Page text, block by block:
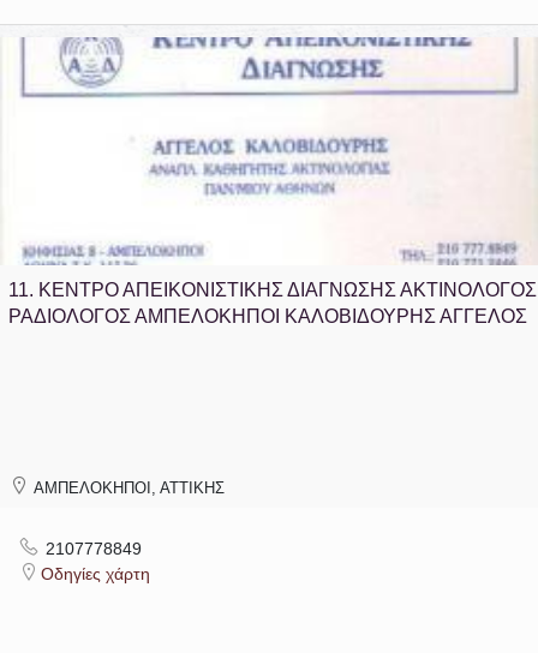
11. ΚΕΝΤΡΟ ΑΠΕΙΚΟΝΙΣΤΙΚΗΣ ΔΙΑΓΝΩΣΗΣ ΑΚΤΙΝΟΛΟΓΟΣ
ΡΑΔΙΟΛΟΓΟΣ ΑΜΠΕΛΟΚΗΠΟΙ ΚΑΛΟΒΙΔΟΥΡΗΣ ΑΓΓΕΛΟΣ
ΑΜΠΕΛΟΚΗΠΟΙ, ΑΤΤΙΚΗΣ
2107778849
Οδηγίες χάρτη